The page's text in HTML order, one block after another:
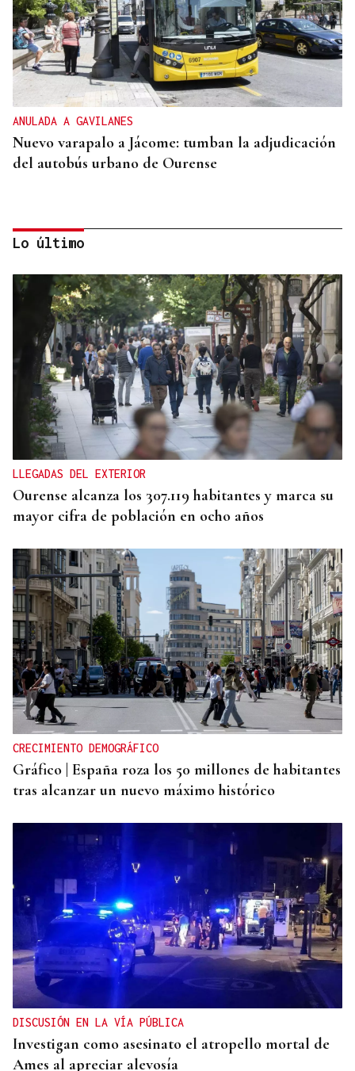
ANULADA A GAVILANES
Nuevo varapalo a Jácome: tumban la adjudicación
del autobús urbano de Ourense
"FELIZ VIAJE AL MONSTRUO"
El Sol, la sangre y el Titanic: Así vivió La Región
el eclipse de 1912 en Ourense
Lo último
LLEGADAS DEL EXTERIOR
Ourense alcanza los 307.119 habitantes y marca su
mayor cifra de población en ocho años
CRECIMIENTO DEMOGRÁFICO
Gráfico | España roza los 50 millones de habitantes
tras alcanzar un nuevo máximo histórico
DISCUSIÓN EN LA VÍA PÚBLICA
Investigan como asesinato el atropello mortal de
Ames al apreciar alevosía